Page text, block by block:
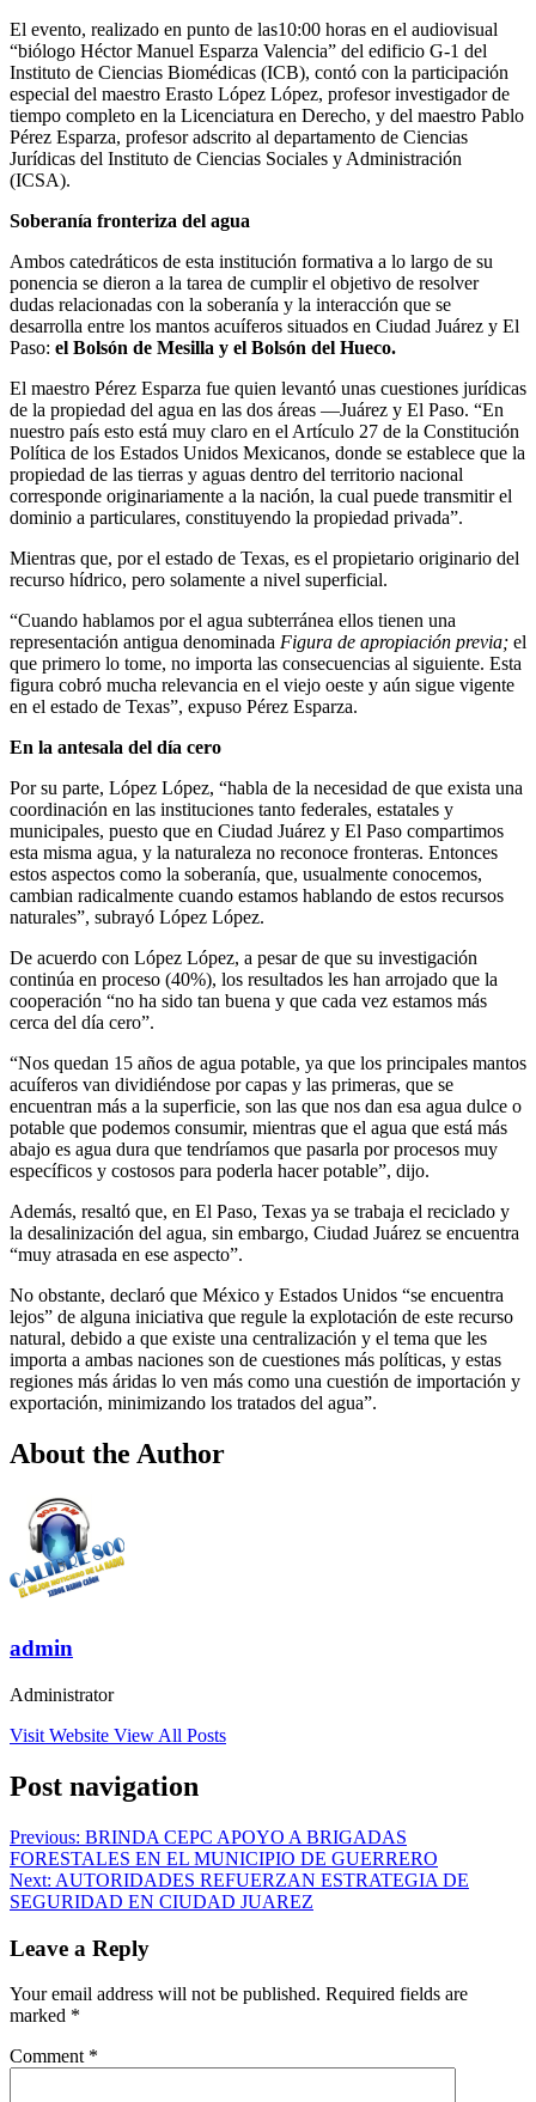
El evento, realizado en punto de las10:00 horas en el audiovisual
“biólogo Héctor Manuel Esparza Valencia” del edificio G-1 del
Instituto de Ciencias Biomédicas (ICB), contó con la participación
especial del maestro Erasto López López, profesor investigador de
tiempo completo en la Licenciatura en Derecho, y del maestro Pablo
Pérez Esparza, profesor adscrito al departamento de Ciencias
Jurídicas del Instituto de Ciencias Sociales y Administración
(ICSA).
Soberanía fronteriza del agua
Ambos catedráticos de esta institución formativa a lo largo de su
ponencia se dieron a la tarea de cumplir el objetivo de resolver
dudas relacionadas con la soberanía y la interacción que se
desarrolla entre los mantos acuíferos situados en Ciudad Juárez y El
Paso: el Bolsón de Mesilla y el Bolsón del Hueco.
El maestro Pérez Esparza fue quien levantó unas cuestiones jurídicas
de la propiedad del agua en las dos áreas —Juárez y El Paso. “En
nuestro país esto está muy claro en el Artículo 27 de la Constitución
Política de los Estados Unidos Mexicanos, donde se establece que la
propiedad de las tierras y aguas dentro del territorio nacional
corresponde originariamente a la nación, la cual puede transmitir el
dominio a particulares, constituyendo la propiedad privada”.
Mientras que, por el estado de Texas, es el propietario originario del
recurso hídrico, pero solamente a nivel superficial.
“Cuando hablamos por el agua subterránea ellos tienen una
representación antigua denominada Figura de apropiación previa; el
que primero lo tome, no importa las consecuencias al siguiente. Esta
figura cobró mucha relevancia en el viejo oeste y aún sigue vigente
en el estado de Texas”, expuso Pérez Esparza.
En la antesala del día cero
Por su parte, López López, “habla de la necesidad de que exista una
coordinación en las instituciones tanto federales, estatales y
municipales, puesto que en Ciudad Juárez y El Paso compartimos
esta misma agua, y la naturaleza no reconoce fronteras. Entonces
estos aspectos como la soberanía, que, usualmente conocemos,
cambian radicalmente cuando estamos hablando de estos recursos
naturales”, subrayó López López.
De acuerdo con López López, a pesar de que su investigación
continúa en proceso (40%), los resultados les han arrojado que la
cooperación “no ha sido tan buena y que cada vez estamos más
cerca del día cero”.
“Nos quedan 15 años de agua potable, ya que los principales mantos
acuíferos van dividiéndose por capas y las primeras, que se
encuentran más a la superficie, son las que nos dan esa agua dulce o
potable que podemos consumir, mientras que el agua que está más
abajo es agua dura que tendríamos que pasarla por procesos muy
específicos y costosos para poderla hacer potable”, dijo.
Además, resaltó que, en El Paso, Texas ya se trabaja el reciclado y
la desalinización del agua, sin embargo, Ciudad Juárez se encuentra
“muy atrasada en ese aspecto”.
No obstante, declaró que México y Estados Unidos “se encuentra
lejos” de alguna iniciativa que regule la explotación de este recurso
natural, debido a que existe una centralización y el tema que les
importa a ambas naciones son de cuestiones más políticas, y estas
regiones más áridas lo ven más como una cuestión de importación y
exportación, minimizando los tratados del agua”.
About the Author
admin
Administrator
Visit Website View All Posts
Post navigation
Previous: BRINDA CEPC APOYO A BRIGADAS
FORESTALES EN EL MUNICIPIO DE GUERRERO
Next: AUTORIDADES REFUERZAN ESTRATEGIA DE
SEGURIDAD EN CIUDAD JUAREZ
Leave a Reply
Your email address will not be published. Required fields are
marked *
Comment *